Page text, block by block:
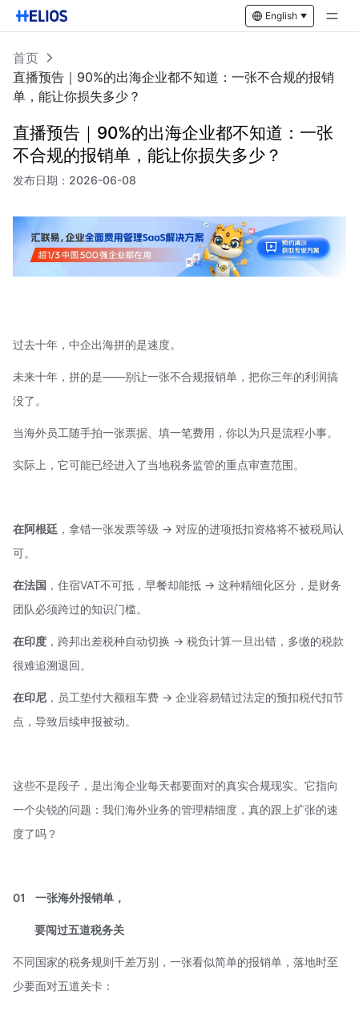
English
首页
直播预告｜90%的出海企业都不知道：一张不合规的报销
单，能让你损失多少？
直播预告｜90%的出海企业都不知道：一张
不合规的报销单，能让你损失多少？
发布日期： 2026-06-08
过去十年，中企出海拼的是速度。
未来十年，拼的是——别让一张不合规报销单，把你三年的利润搞
没了。
当海外员工随手拍一张票据、填一笔费用，你以为只是流程小事。
实际上，它可能已经进入了当地税务监管的重点审查范围。
在阿根廷 ，拿错一张发票等级 → 对应的进项抵扣资格将不被税局认
可。
在法国 ，住宿VAT不可抵，早餐却能抵 → 这种精细化区分，是财务
团队必须跨过的知识门槛。
在印度 ，跨邦出差税种自动切换 → 税负计算一旦出错，多缴的税款
很难追溯退回。
在印尼 ，员工垫付大额租车费 → 企业容易错过法定的预扣税代扣节
点，导致后续申报被动。
这些不是段子，是出海企业每天都要面对的真实合规现实。它指向
一个尖锐的问题：我们海外业务的管理精细度，真的跟上扩张的速
度了吗？
01 一张海外报销单，
要闯过五道税务关
不同国家的税务规则千差万别，一张看似简单的报销单，落地时至
少要面对五道关卡：